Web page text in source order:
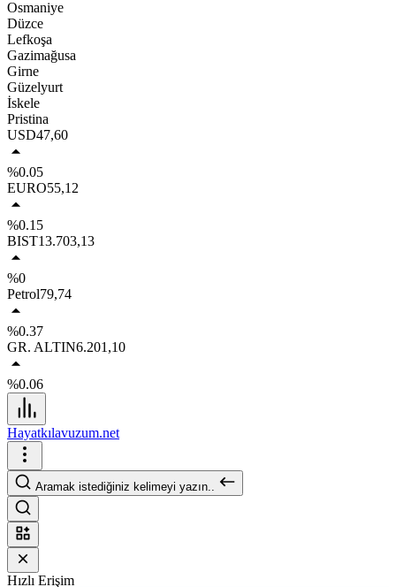
Osmaniye
Düzce
Lefkoşa
Gazimağusa
Girne
Güzelyurt
İskele
Pristina
USD47,60
%0.05
EURO55,12
%0.15
BIST13.703,13
%0
Petrol79,74
%0.37
GR. ALTIN6.201,10
%0.06
Hayatkılavuzum.net
Aramak istediğiniz kelimeyi yazın..
Hızlı Erişim